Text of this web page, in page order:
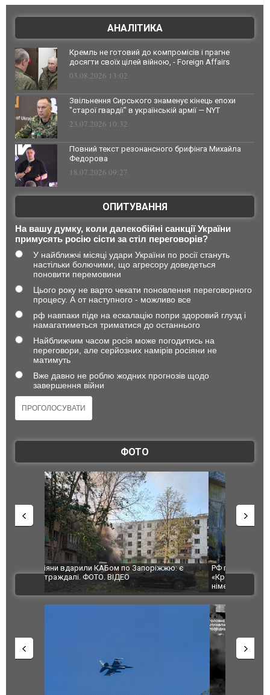
АНАЛІТИКА
Кремль не готовий до компромісів і прагне
досягти своїх цілей війною, - Foreign Affairs
03.08.2026 13:02
Звільнення Сирського знаменує кінець епохи
"старої гвардії" в українській армії — NYT
23.07.2026 10:32
Повний текст резонансного брифінга Михайла
Федорова
18.07.2026 09:27
ОПИТУВАННЯ
На вашу думку, коли далекобійні санкції України
примусять росію сісти за стіл переговорів?
У найближчі місяці удари України по росії стануть
настільки болючими, що агресору доведеться
поновити перемовини
Цього року не варто чекати поновлення переговорного
процесу. А от наступного - можливо все
рф навпаки піде на ескалацію попри здоровий глузд і
намагатиметься триматися до останнього
Найближчим часом росія може погодитись на
переговори, але серйозних намірів росіяни не
матимуть
Вже давно не роблю жодних прогнозів щодо
завершення війни
ФОТО
РФ повністю зруйнували цивільний завод
«Кромберг енд Шуберт Житомир» зі 100%
німецькими інвестиціями
В Одесі
ВІДЕО